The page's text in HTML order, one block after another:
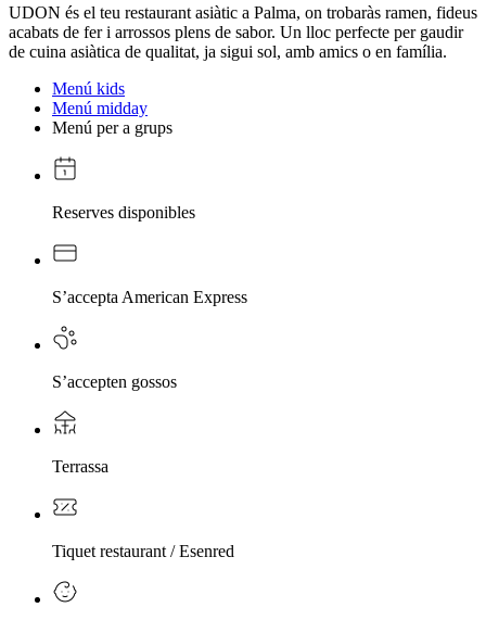
UDON és el teu restaurant asiàtic a Palma, on trobaràs ramen, fideus
acabats de fer i arrossos plens de sabor. Un lloc perfecte per gaudir
de cuina asiàtica de qualitat, ja sigui sol, amb amics o en família.
Menú kids
Menú midday
Menú per a grups
Reserves disponibles
S’accepta American Express
S’accepten gossos
Terrassa
Tiquet restaurant / Esenred